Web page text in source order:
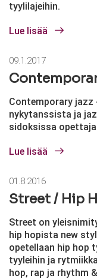
tyylilajeihin.
Lue lisää
09.1.2017
Contemporary jazz
nykytanssista ja
sidoksissa
Lue lisää
01.8.2016
Street / Hip
Street on
hip hopista new
opetellaan hip hop
tyyleihin ja
hop, rap ja rhythm